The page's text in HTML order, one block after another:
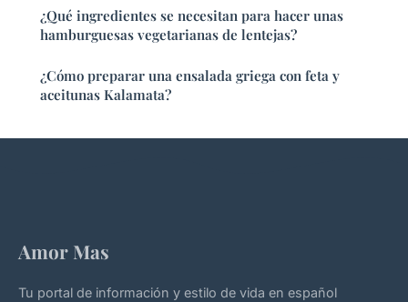
¿Qué ingredientes se necesitan para hacer unas
hamburguesas vegetarianas de lentejas?
¿Cómo preparar una ensalada griega con feta y
aceitunas Kalamata?
Amor Mas
Tu portal de información y estilo de vida en español